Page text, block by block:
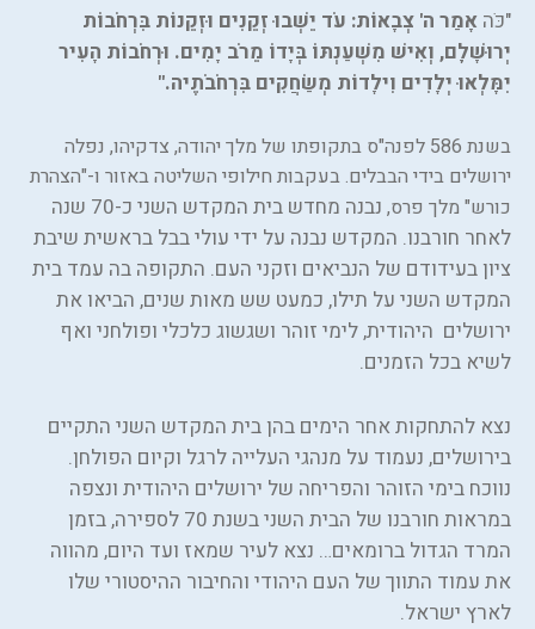
"כֹּהאָמַר ה' צְבָאוֹת: עֹד יֵשְׁבוּ זְקֵנִים וּזְקֵנוֹת בִּרְחֹבוֹת
יְרוּשָׁלִָם, וְאִישׁ מִשְׁעַנְתּוֹ בְּיָדוֹ מֵרֹב יָמִים. וּרְחֹבוֹת הָעִיר
יִמָּלְאוּ יְלָדִים וִילָדוֹת מְשַׂחֲקִים בִּרְחֹבֹתֶיה."
בשנת 586 לפנה"ס בתקופתו של מלך יהודה, צדקיהו, נפלה
ירושלים בידי הבבלים. בעקבות חילופי השליטה באזור ו-"הצהרת
כורש" מלך פרס,
נבנה מחדש בית המקדש השני כ-70 שנה
לאחר חורבנו. המקדש נבנה על ידי עולי בבל בראשית שיבת
ציון בעידודם של הנביאים וזקני העם. התקופה בה עמד בית
המקדש השני על תילו, כמעט שש מאות שנים, הביאו את
ירושלים היהודית, לימי זוהר ושגשוג כלכלי ופולחני ואף
לשיא בכל הזמנים.
נצא להתחקות אחר הימים בהן בית המקדש השני התקיים
בירושלים, נעמוד על מנהגי העלייה לרגל וקיום הפולחן.
נווכח בימי הזוהר והפריחה של ירושלים היהודית ונצפה
במראות חורבנו של הבית השני בשנת 70 לספירה, בזמן
המרד הגדול ברומאים… נצא לעיר שמאז ועד היום, מהווה
את עמוד התווך של העם היהודי והחיבור ההיסטורי שלו
לארץ ישראל.